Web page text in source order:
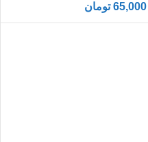
65,000 تومان